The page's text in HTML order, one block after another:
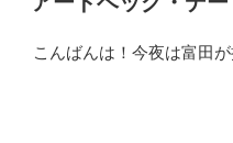
日:
こんばんは！今夜は富田